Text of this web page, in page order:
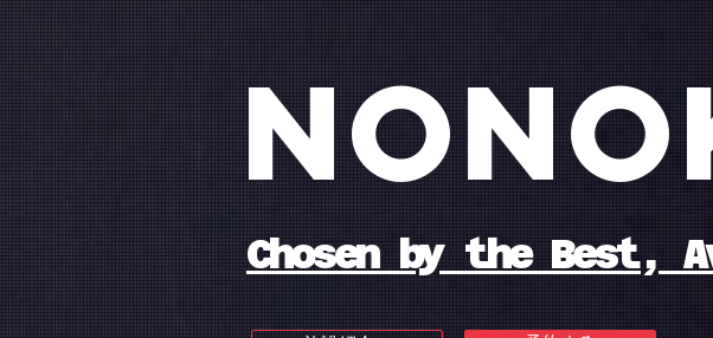
Chosen by the Best,